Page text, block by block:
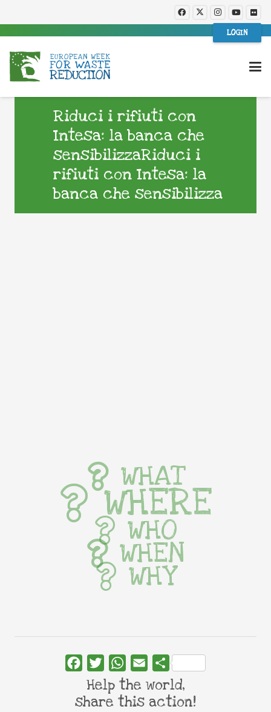
LOGIN
Riduci i rifiuti con
Intesa: la banca che
sensibilizzaRiduci i
rifiuti con Intesa: la
banca che sensibilizza
WHAT
WHERE
WHO
WHEN
WHY
FacebookTwitterWhatsApp
Email Share
Help the world,
share this action!